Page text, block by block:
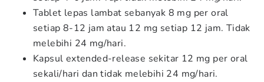
Tablet lepas lambat sebanyak 8 mg per oral
setiap 8-12 jam atau 12 mg setiap 12 jam. Tidak
melebihi 24 mg/hari.
Kapsul extended-release sekitar 12 mg per oral
sekali/hari dan tidak melebihi 24 mg/hari.